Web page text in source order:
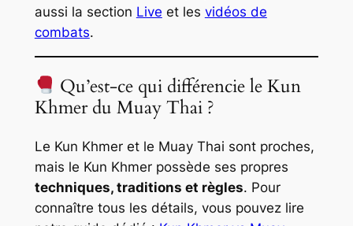
aussi la section Live et les vidéos de
combats.
Qu’est-ce qui différencie le Kun
Khmer du Muay Thai ?
Le Kun Khmer et le Muay Thai sont proches,
mais le Kun Khmer possède ses propres
techniques, traditions et règles. Pour
connaître tous les détails, vous pouvez lire